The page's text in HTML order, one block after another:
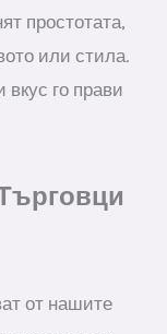
простотата,
или стила.
го прави
от нашите